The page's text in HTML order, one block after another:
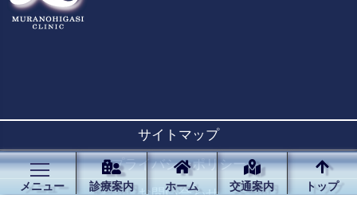
サイトマップ
プライバシーポリシー
お問い合わせ
メニュー 診療案内 ホーム 交通案内 トップ